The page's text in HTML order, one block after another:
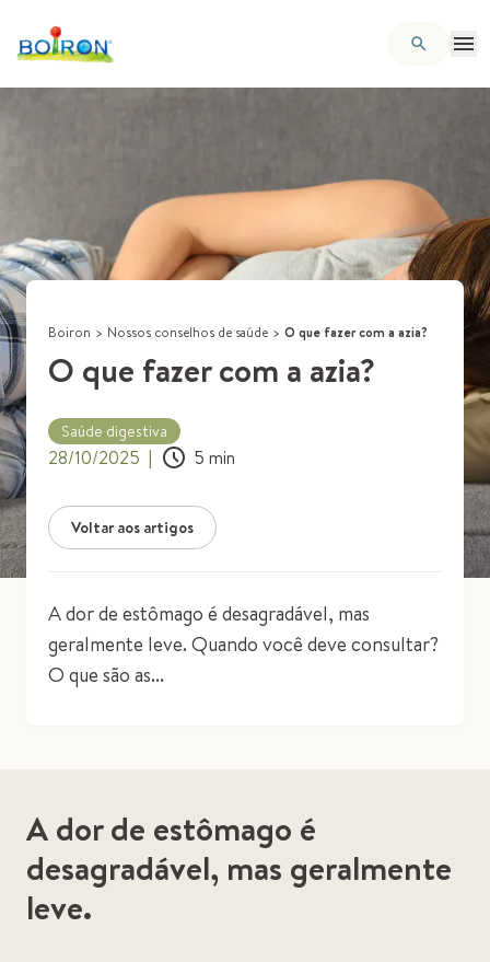
Boiron > Nossos conselhos de saúde > O que fazer com a azia?
O que fazer com a azia?
Saúde digestiva
28/10/2025 | 5 min
Voltar aos artigos
A dor de estômago é desagradável, mas
geralmente leve. Quando você deve consultar?
O que são as...
A dor de estômago é
desagradável, mas geralmente
leve.